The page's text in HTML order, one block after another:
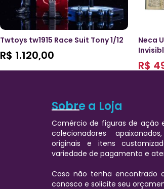
Twtoys tw1915 Race Suit Tony 1/12
R$ 1.120,00
Neca
R$
Sobre a Loja
Comércio de figuras de ação
colecionadores
originais e itens
variedade de pagamento e
Caso não tenha encontrado
conosco e solicite seu